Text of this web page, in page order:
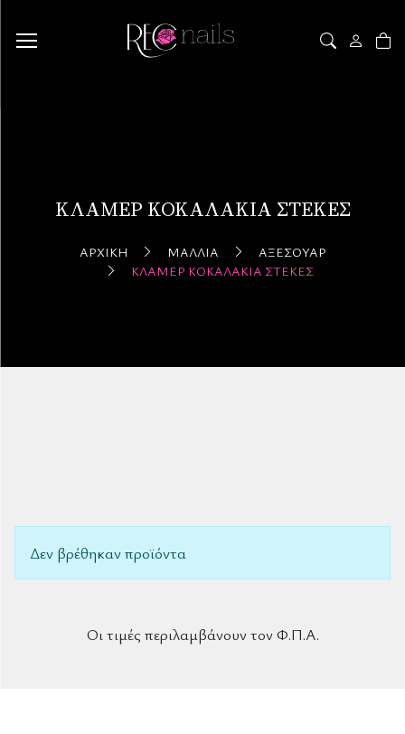
ΚΛΆΜΕΡ ΚΟΚΑΛΆΚΙΑ ΣΤΈΚΕΣ
ΑΡΧΙΚΉ ΜΑΛΛΙΆ
ΑΞΕΣΟΥΆΡ
ΚΛΆΜΕΡ ΚΟΚΑΛΆΚΙΑ ΣΤΈΚΕΣ
Δεν βρέθηκαν προϊόντα
Οι τιμές περιλαμβάνουν τον Φ.Π.Α.